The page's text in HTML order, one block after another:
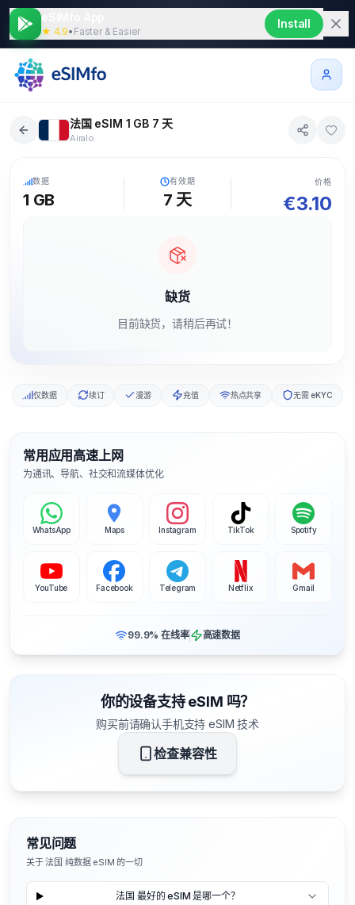
★ 4.9• Faster & Easier
Install
法国 eSIM 1 GB 7 天
Airalo
数据
1 GB
有效期
7 天
价格
€3.10
缺货
目前缺货，请稍后再试！
仅数据 续订 漫游 充值 热点共享 无需 eKYC
常用应用高速上网
为通讯、导航、社交和流媒体优化
WhatsApp Maps Instagram TikTok Spotify
YouTube Facebook Telegram Netflix Gmail
99.9% 在线率 高速数据
你的设备支持 eSIM 吗？
购买前请确认手机支持 eSIM 技术
检查兼容性
常见问题
关于 法国 纯数据 eSIM 的一切
法国 最好的 eSIM 是哪一个？